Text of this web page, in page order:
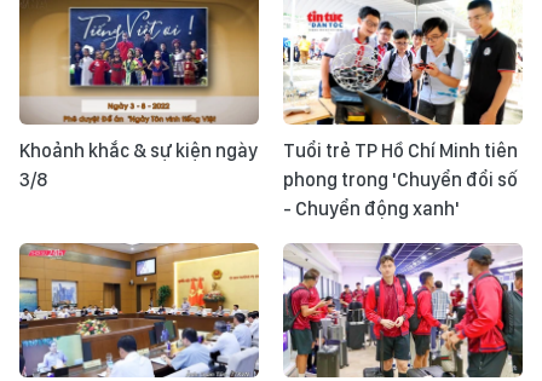
Khoảnh khắc & sự kiện ngày
3/8
Tuổi trẻ TP Hồ Chí Minh tiên
phong trong 'Chuyển đổi số
- Chuyển động xanh'